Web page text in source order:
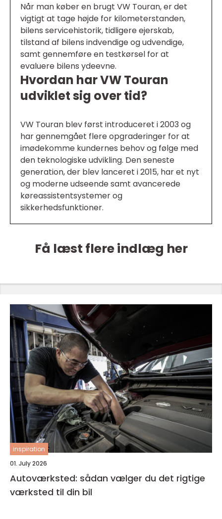
Når man køber en brugt VW Touran, er det
vigtigt at tage højde for kilometerstanden,
bilens servicehistorik, tidligere ejerskab,
tilstand af bilens indvendige og udvendige,
samt gennemføre en testkørsel for at
evaluere bilens ydeevne.
Hvordan har VW Touran
udviklet sig over tid?
VW Touran blev først introduceret i 2003 og
har gennemgået flere opgraderinger for at
imødekomme kundernes behov og følge med
den teknologiske udvikling. Den seneste
generation, der blev lanceret i 2015, har et nyt
og moderne udseende samt avancerede
køreassistentsystemer og
sikkerhedsfunktioner.
Få læst flere indlæg her
inspiration
01. July 2026
Autoværksted: sådan vælger du det rigtige
værksted til din bil